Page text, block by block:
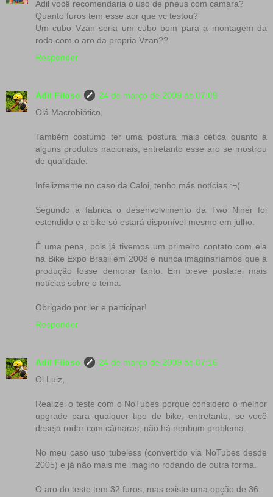
Adil você recomendaria o uso de pneus com camara?
Quanto furos tem esse aor que vc testou?
Um cubo Vzan seria um cubo bom para a montagem da
roda com o aro da propria Vzan??
Responder
Adil Filoso
24 de março de 2009 às 07:09
Olá Macrobiótico,
Também costumo ter uma postura mais cética quanto a
alguns produtos nacionais, entretanto esse aro se mostrou
de qualidade.
Infelizmente no caso da Caloi, tenho más notícias :¬(
Segundo a fábrica o desenvolvimento da Two Niner foi
estendido e a bike só estará disponível mesmo em julho.
É uma pena, pois já tivemos um primeiro contato com ela
na Bike Expo Brasil em 2008 e nunca imaginaríamos que a
produção fosse demorar tanto. Em breve postarei mais
notícias sobre o tema.
Obrigado por ler e participar!
Responder
Adil Filoso
24 de março de 2009 às 07:16
Oi Luiz,
Realizei o teste com o NoTubes porque considero o melhor
upgrade para qualquer tipo de bike, entretanto, se você
deseja rodar com câmaras, não há nenhum problema.
No meu caso uso tubeless (convertido via NoTubes desde
2005) e já não mais me imagino rodando de outra forma.
O aro do teste tem 32 furos, mas existe uma opção de 36.